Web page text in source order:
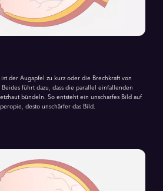
der Augapfel zu kurz oder die Brechkraft von
führt dazu, dass die parallel einfallenden
bündeln. So entsteht ein unscharfes Bild auf
desto unschärfer das Bild.